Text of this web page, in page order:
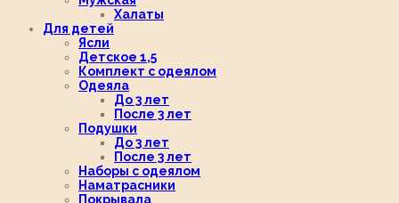
Халаты
Для детей
Ясли
Детское 1,5
Комплект с одеялом
Одеяла
До 3 лет
После 3 лет
Подушки
До 3 лет
После 3 лет
Наборы с одеялом
Наматрасники
Покрывала